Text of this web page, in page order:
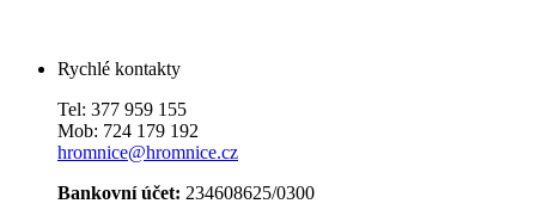
Rychlé kontakty
Tel: 377 959 155
Mob: 724 179 192
hromnice@hromnice.cz
Bankovní účet: 234608625/0300